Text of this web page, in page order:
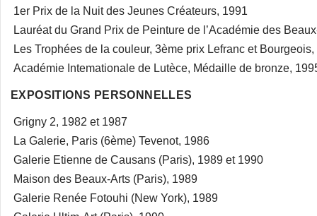
1er Prix de la Nuit des Jeunes Créateurs, 1991
Lauréat du Grand Prix de Peinture de l’Académie des
Les Trophées de la couleur, 3ème prix Lefranc et Bourgeois,
Académie Intemationale de Lutèce, Médaille de bronze,
EXPOSITIONS PERSONNELLES
Grigny 2, 1982 et 1987
La Galerie, Paris (6ème) Tevenot, 1986
Galerie Etienne de Causans (Paris), 1989 et 1990
Maison des Beaux-Arts (Paris), 1989
Galerie Renée Fotouhi (New York), 1989